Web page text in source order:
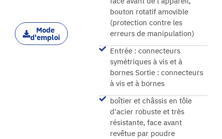
Mode
d'emploi
bouton rotatif amovible
(protection contre les
erreurs de manipulation)
Entrée : connecteurs
symétriques à vis et à
bornes Sortie : connecteurs
à vis et à bornes
boîtier et châssis en tôle
d'acier robuste et très
résistante, face avant
revêtue par poudre